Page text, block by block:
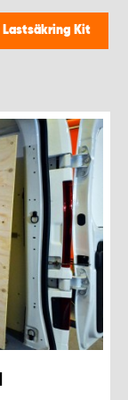
Lastsäkring Kit